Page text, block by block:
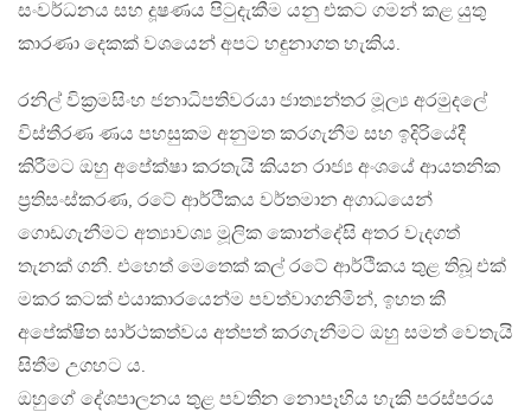
සංවර්ධනය සහ දූෂණය පිටුදැකීම යනු එකට ගමන් කළ යුතු
කාරණා දෙකක් වශයෙන් අපට හඳුනාගත හැකිය.
රනිල් වික්‍රමසිංහ ජනාධිපතිවරයා ජාත්‍යන්තර මූල්‍ය අරමුදලේ
විස්තීරණ ණය පහසුකම අනුමත කරගැනීම සහ ඉදිරියේදී
කිරීමට ඔහු අපේක්ෂා කරතැයි කියන රාජ්‍ය අංශයේ ආයතනික
ප්‍රතිසංස්කරණ, රටේ ආර්ථිකය වර්තමාන අගාධයෙන්
ගොඩගැනීමට අත්‍යාවශ්‍ය මූලික කොන්දේසි අතර වැදගත්
තැනක් ගනී. එහෙත් මෙතෙක් කල් රටේ ආර්ථිකය තුළ තිබූ එක්
මකර කටක් එයාකාරයෙන්ම පවත්වාගනිමින්, ඉහත කී
අපේක්ෂිත සාර්ථකත්වය අත්පත් කරගැනීමට ඔහු සමත් වෙතැයි
සිතීම උගහට ය.
ඔහුගේ දේශපාලනය තුළ පවතින නොපෑහිය හැකි පරස්පරය